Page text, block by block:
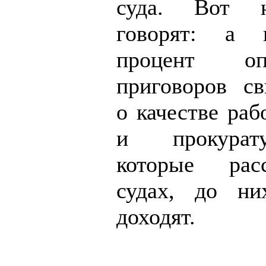
суда. Вот
говорят: а
процент
приговоров
о качестве
и
которые
судах, до
доходят.